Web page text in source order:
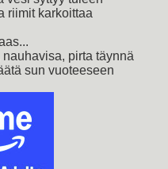
riimit karkoittaa
pirta täynnä
sun vuoteeseen